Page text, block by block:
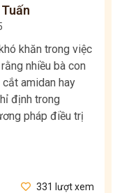
khăn trong việc
nhiều bà con
amidan hay
định trong
pháp điều trị
331 lượt xem